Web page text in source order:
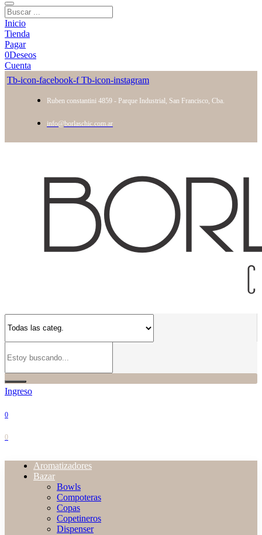
Inicio
Tienda
Pagar
0Deseos
Cuenta
Tb-icon-facebook-f Tb-icon-instagram
Ruben constantini 4859 - Parque Industrial, San Francisco, Cba.
info@borlaschic.com.ar
Ingreso
0
0
Aromatizadores
Bazar
Bowls
Compoteras
Copas
Copetineros
Dispenser